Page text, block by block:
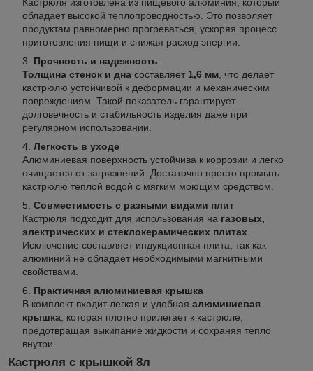
обладает высокой теплопроводностью. Это позволяет
продуктам равномерно прогреваться, ускоряя процесс
приготовления пищи и снижая расход энергии.
Прочность и надежность
Толщина стенок и дна составляет 1,6 мм , что делает
кастрюлю устойчивой к деформации и механическим
повреждениям. Такой показатель гарантирует
долговечность и стабильность изделия даже при
регулярном использовании.
Легкость в уходе
Алюминиевая поверхность устойчива к коррозии и легко
очищается от загрязнений. Достаточно просто промыть
кастрюлю теплой водой с мягким моющим средством.
Совместимость с разными видами плит
Кастрюля подходит для использования на газовых,
электрических и стеклокерамических плитах
Исключение составляет индукционная плита, так как
алюминий не обладает необходимыми магнитными
свойствами.
Практичная алюминиевая крышка
В комплект входит легкая и удобная алюминиевая
крышка , которая плотно прилегает к кастрюле,
предотвращая выкипание жидкости и сохраняя тепло
внутри.
Кастрюля с крышкой 8л